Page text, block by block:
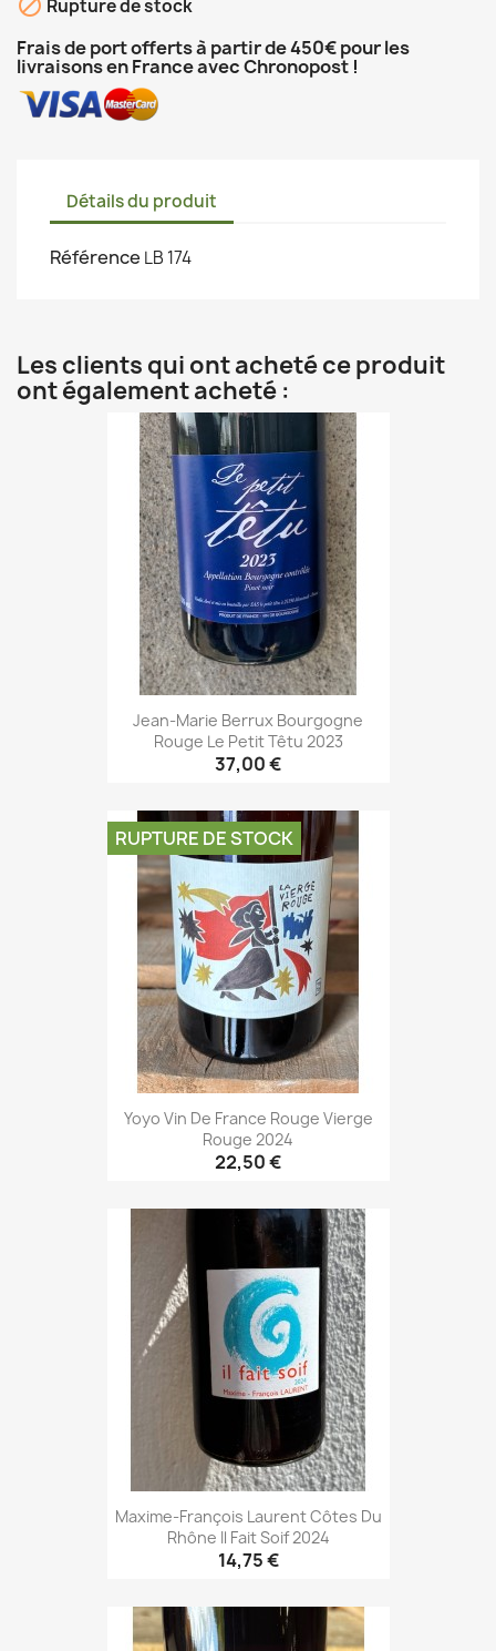
 Rupture de stock
Frais de port offerts à partir de 450€ pour les
livraisons en France avec Chronopost !
Détails du produit
Référence LB 174
Les clients qui ont acheté ce produit
ont également acheté :
Jean-Marie Berrux Bourgogne
Rouge Le Petit Têtu 2023
37,00 €
Yoyo Vin De France Rouge Vierge
Rouge 2024
22,50 €
RUPTURE DE STOCK
Maxime-François Laurent Côtes Du
Rhône Il Fait Soif 2024
14,75 €